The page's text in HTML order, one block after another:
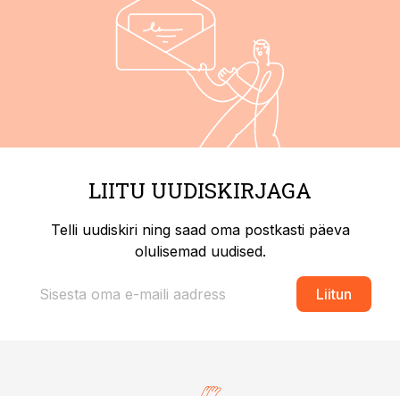
LIITU UUDISKIRJAGA
Telli uudiskiri ning saad oma postkasti päeva
olulisemad uudised.
Liitun